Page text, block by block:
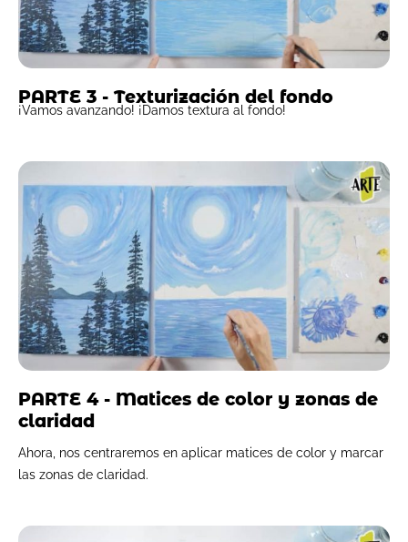
PARTE 3 - Texturización del fondo
¡Vamos avanzando! ¡Damos textura al fondo!
PARTE 4 - Matices de color y zonas de
claridad
Ahora, nos centraremos en aplicar matices de color y marcar
las zonas de claridad.